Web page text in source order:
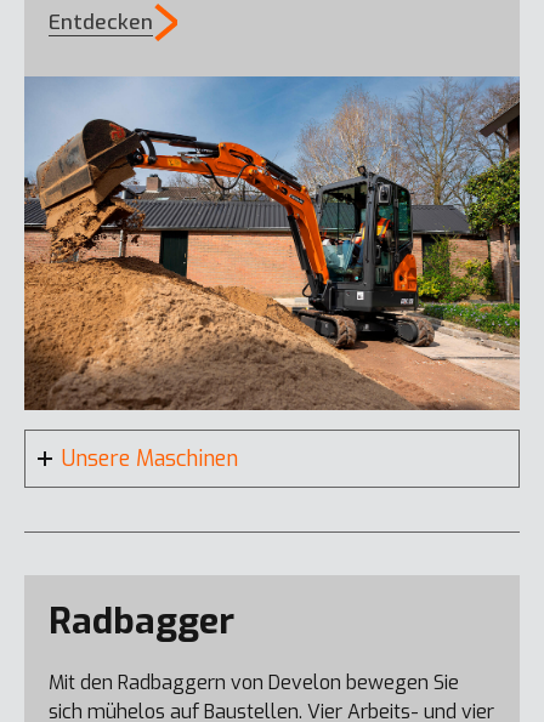
Entdecken
Unsere Maschinen
Radbagger
Mit den Radbaggern von Develon bewegen Sie
sich mühelos auf Baustellen. Vier Arbeits- und vier